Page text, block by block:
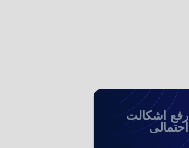
رفع اشکالت
احتمالی